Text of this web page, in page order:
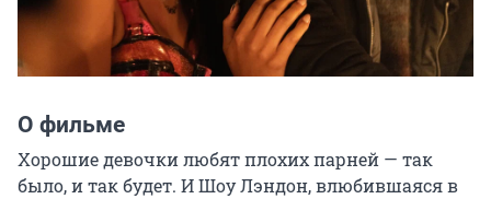
О фильме
Хорошие девочки любят плохих парней — так
было, и так будет. И Шоу Лэндон, влюбившаяся в